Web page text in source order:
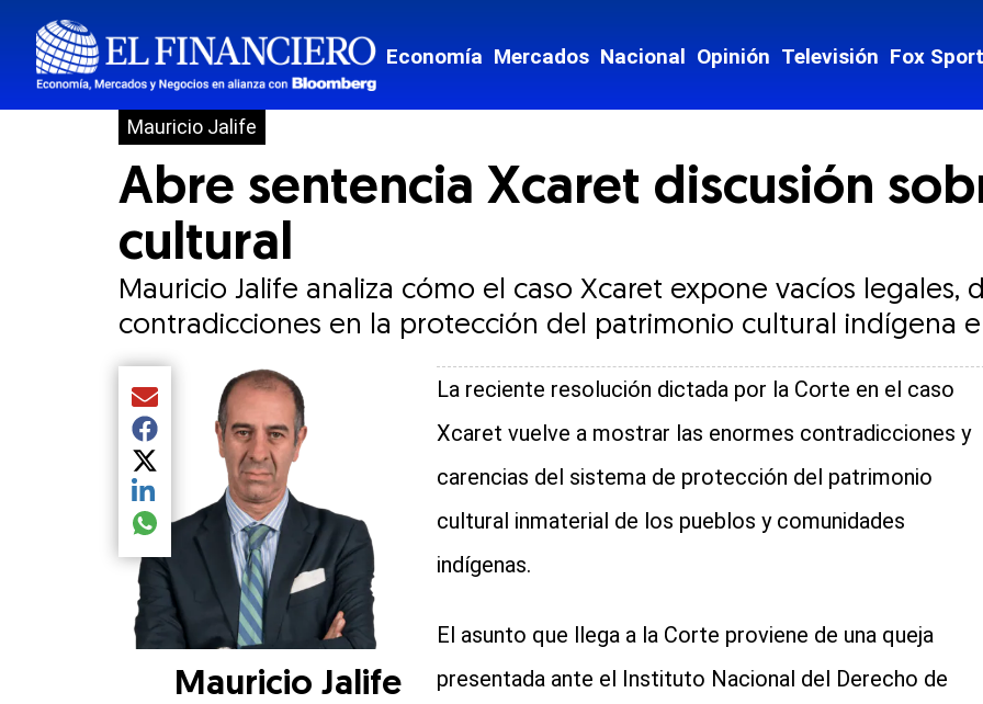
Economía Mercados Nacional Opinión Televisión Fox
Mauricio Jalife
Abre sentencia Xcaret discusión
cultural
Mauricio Jalife analiza cómo el caso Xcaret expone vacíos legales,
contradicciones en la protección del patrimonio cultural indígena
Compartir el artículo actual mediante Email
Compartir el artículo actual mediante Facebook
Compartir el artículo actual mediante Twitter
Compartir el artículo actual mediante LinkedIn
Compartir el artículo actual mediante global.social-whatsapp
Mauricio Jalife
La reciente resolución dictada por la Corte en el caso
Xcaret vuelve a mostrar las enormes contradicciones y
carencias del sistema de protección del patrimonio
cultural inmaterial de los pueblos y comunidades
indígenas.
El asunto que llega a la Corte proviene de una queja
presentada ante el Instituto Nacional del Derecho de